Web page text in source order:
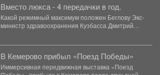
Вместо люкса - 4 передачки в год.
Какой режимный максимум положен Беглову Экс-
министр здравоохранения Кузбасса Дмитрий
В Кемерово прибыл «Поезд Победы»
Иммерсивная передвижная выставка «Поезд